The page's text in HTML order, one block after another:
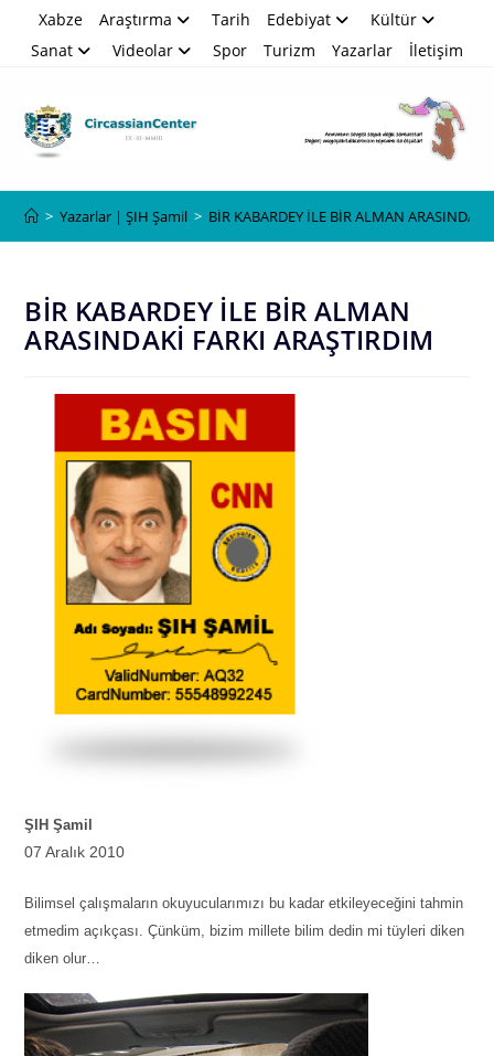
Xabze Araştırma Tarih Edebiyat
Kültür
Sanat
Videolar Spor Turizm Yazarlar İletişim
> Yazarlar | ŞIH Şamil > BİR KABARDEY İLE BİR ALMAN
BİR KABARDEY İLE BİR ALMAN
ARASINDAKİ FARKI ARAŞTIRDIM
ŞIH Şamil
07 Aralık 2010
Bilimsel çalışmaların okuyucularımızı bu kadar etkileyeceğini tahmin
etmedim açıkçası. Çünküm, bizim millete bilim dedin mi tüyleri diken
diken olur…